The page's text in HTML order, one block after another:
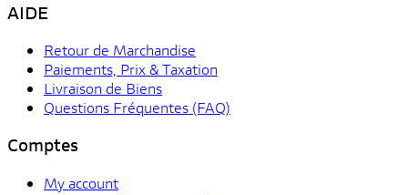
AIDE
Retour de Marchandise
Paiements, Prix & Taxation
Livraison de Biens
Questions Fréquentes (FAQ)
Comptes
My account